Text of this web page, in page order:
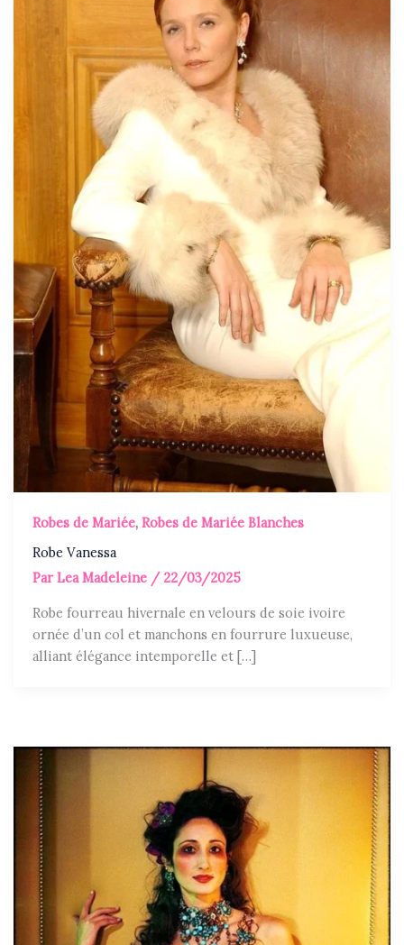
Robes de Mariée,Robes de Mariée Blanches
Robe Vanessa
ParLea Madeleine / 22/03/2025
Robe fourreau hivernale en velours de soie ivoire
ornée d’un col et manchons en fourrure luxueuse,
alliant élégance intemporelle et […]